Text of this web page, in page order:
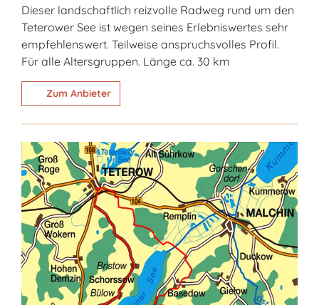
Dieser landschaftlich reizvolle Radweg rund um den
Teterower See ist wegen seines Erlebniswertes sehr
empfehlenswert. Teilweise anspruchsvolles Profil.
Für alle Altersgruppen. Länge ca. 30 km
Zum Anbieter